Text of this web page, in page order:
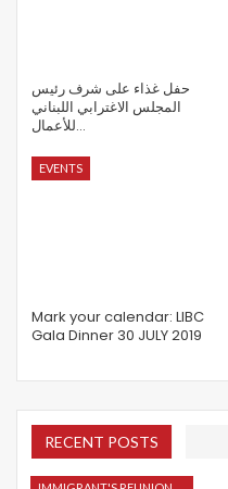
حفل غذاء على شرف رئيس
المجلس الاغترابي اللبناني
للأعمال…
EVENTS
Mark your calendar: LIBC
Gala Dinner 30 JULY 2019
RECENT POSTS